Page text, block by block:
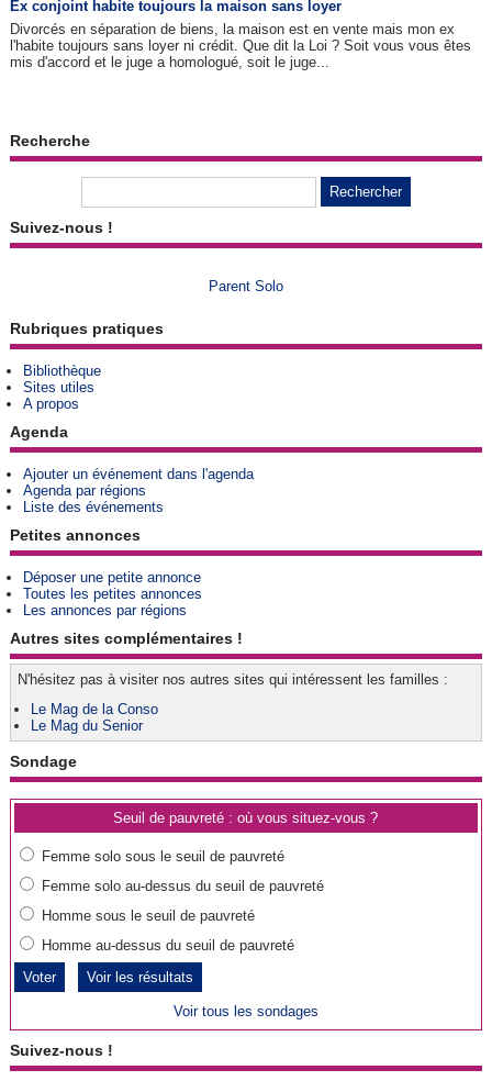
Ex conjoint habite toujours la maison sans loyer
Divorcés en séparation de biens, la maison est en vente mais mon ex
l'habite toujours sans loyer ni crédit. Que dit la Loi ? Soit vous vous êtes
mis d'accord et le juge a homologué, soit le juge...
Recherche
Suivez-nous !
Parent Solo
Rubriques pratiques
Bibliothèque
Sites utiles
A propos
Agenda
Ajouter un événement dans l'agenda
Agenda par régions
Liste des événements
Petites annonces
Déposer une petite annonce
Toutes les petites annonces
Les annonces par régions
Autres sites complémentaires !
N'hésitez pas à visiter nos autres sites qui intéressent les familles :
Le Mag de la Conso
Le Mag du Senior
Sondage
Seuil de pauvreté : où vous situez-vous ?
Femme solo sous le seuil de pauvreté
Femme solo au-dessus du seuil de pauvreté
Homme sous le seuil de pauvreté
Homme au-dessus du seuil de pauvreté
Voir les résultats
Voir tous les sondages
Suivez-nous !